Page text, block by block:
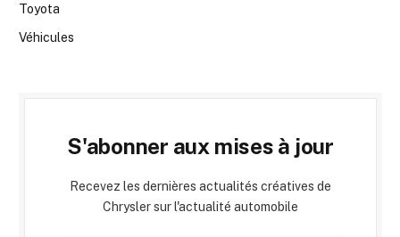
Toyota
Véhicules
S'abonner aux mises à jour
Recevez les dernières actualités créatives de
Chrysler sur l'actualité automobile